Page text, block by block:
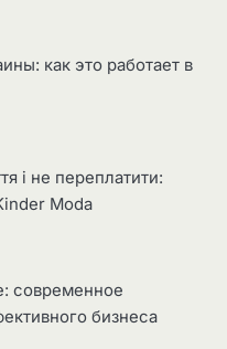
как это работает в
і не переплатити:
Moda
современное
бизнеса